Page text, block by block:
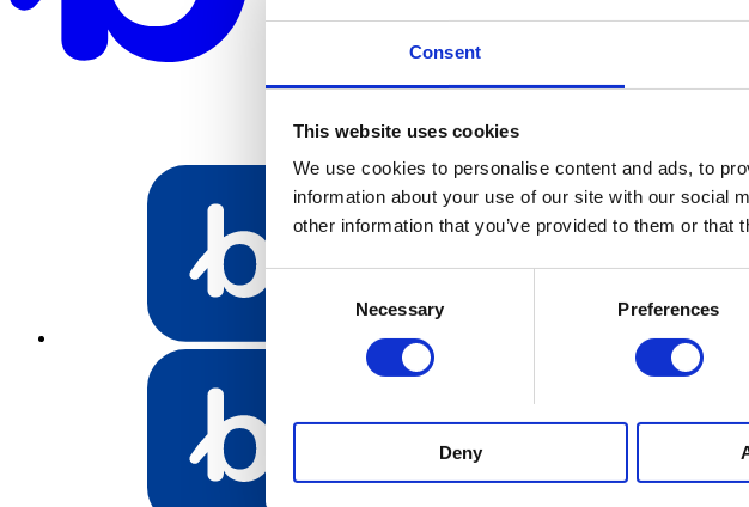
Consent
This website uses cookies
We use cookies to personalise content and ads, to
information about your use of our site with our social
other information that you’ve provided to them or
Necessary Preferences
Deny
Bundeling Sports